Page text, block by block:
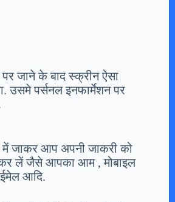
जाने के बाद स्क्रीन ऐसा
उसमे पर्सनल इनफार्मेशन पर
में जाकर आप अपनी जाकरी को
लें जैसे आपका आम , मोबाइल
आदि.